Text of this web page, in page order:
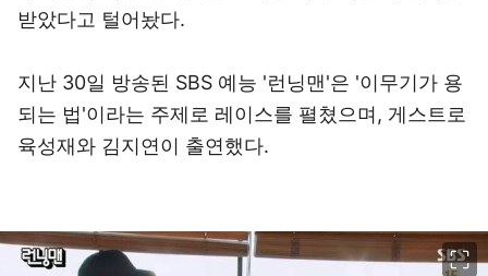
받았다고 털어놨다.
지난 30일 방송된 SBS 예능 '런닝맨'은 '이무기가 용
되는 법'이라는 주제로 레이스를 펼쳤으며, 게스트로
육성재와 김지연이 출연했다.